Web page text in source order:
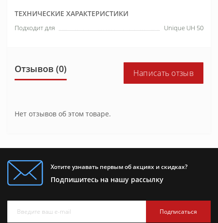
ТЕХНИЧЕСКИЕ ХАРАКТЕРИСТИКИ
Подходит для Unique UH 50
Отзывов (0) Написать отзыв
Нет отзывов об этом товаре.
Хотите узнавать первым об акциях и скидках?
Подпишитесь на нашу рассылку
Подписаться